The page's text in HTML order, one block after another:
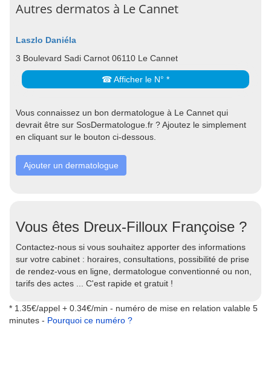
Autres dermatos à Le Cannet
Laszlo Daniéla
3 Boulevard Sadi Carnot 06110 Le Cannet
☎ Afficher le N° *
Vous connaissez un bon dermatologue à Le Cannet qui
devrait être sur SosDermatologue.fr ? Ajoutez le simplement
en cliquant sur le bouton ci-dessous.
Ajouter un dermatologue
Vous êtes Dreux-Filloux Françoise ?
Contactez-nous si vous souhaitez apporter des informations
sur votre cabinet : horaires, consultations, possibilité de prise
de rendez-vous en ligne, dermatologue conventionné ou non,
tarifs des actes ... C'est rapide et gratuit !
* 1.35€/appel + 0.34€/min - numéro de mise en relation valable 5
minutes - Pourquoi ce numéro ?